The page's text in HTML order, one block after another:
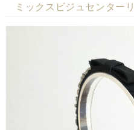
ミックスビジュセンター